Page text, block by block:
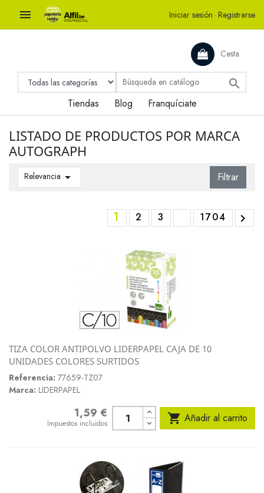
 Iniciar sesión · Registrarse
Cesta

Tiendas Blog Franquíciate
LISTADO DE PRODUCTOS POR MARCA
AUTOGRAPH
Relevancia  Filtrar
1 2 3 1704 
TIZA COLOR ANTIPOLVO LIDERPAPEL CAJA DE 10
UNIDADES COLORES SURTIDOS
Referencia: 77659-TZ07
Marca: LIDERPAPEL
1,59 €
Impuestos incluidos  Añadir al carrito